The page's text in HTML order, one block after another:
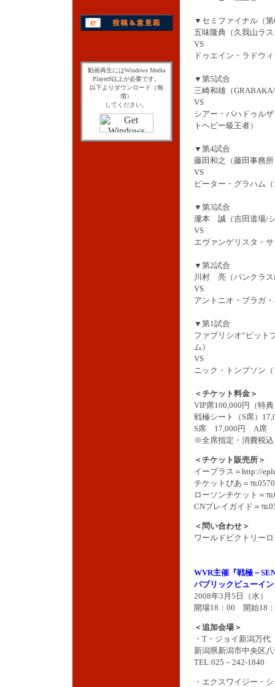
動画再生にはWindows Media
Player9以上が必要です。
以下よりダウンロード（無
償）
してください。
▼セミファイナル（第
五味隆典（久我山ラ
VS
ドゥエイン・ラドウ
▼第5試合
三崎和雄（
VS
シアー・バハドゥル
トヘビー級王者）
▼第4試合
藤田和之（藤田事務所
VS
ピーター・グラハム
▼第3試合
瀧本 誠（吉田道場/
VS
エヴァンゲリスタ・
▼第2試合
川村 亮（パンクラス
VS
アントニオ・ブラガ
▼第1試合
ファブリシオ“ピット
ム）
VS
ニック・トンプソン
＜チケット料金＞
VIP席100,000円（特
戦極シート（S席）
S席 17,000円 A席
※全席指定・消費税込
＜チケット販売所＞
イープラス＝ http://
チケットぴあ＝
ローソンチケット＝
CNプレイガイド＝
＜問い合わせ＞
ワールドビクトリー
WVR主催『戦極－
パブリックビューイン
2008年3月5日（水）
開場18：00 開始18
＜追加会場＞
・T・ジョイ新潟万
新潟県新潟市中央区
TEL:025－242-1840
・エクスワイジー・